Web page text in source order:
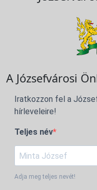
A Józsefvárosi
Iratkozzon fel a
hírleveleire!
Teljes név
Adja meg teljes nevét!